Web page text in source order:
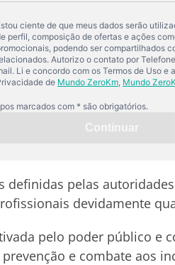
definidas pelas
devidamente
pelo poder público e
e combate aos